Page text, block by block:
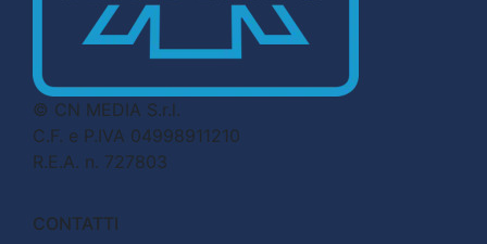
© CN MEDIA S.r.l.
C.F. e P.IVA 04998911210
R.E.A. n. 727803
CONTATTI